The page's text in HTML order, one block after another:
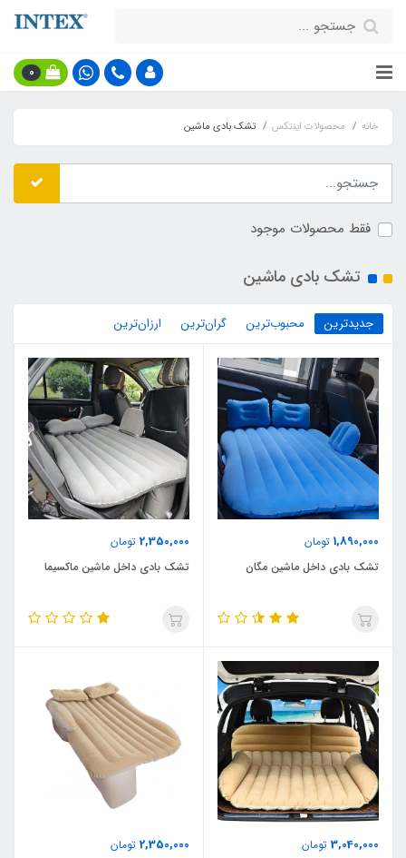
0
خانه محصولات اینتکس تشک بادی ماشین
فقط محصولات موجود
تشک بادی ماشین
جدیدترین محبوب‌ترین گران‌ترین ارزان‌ترین
1,890,000 تومان
تشک بادی داخل ماشین مگان
2,350,000 تومان
تشک بادی داخل ماشین ماکسیما
3,040,000 تومان
2,350,000 تومان